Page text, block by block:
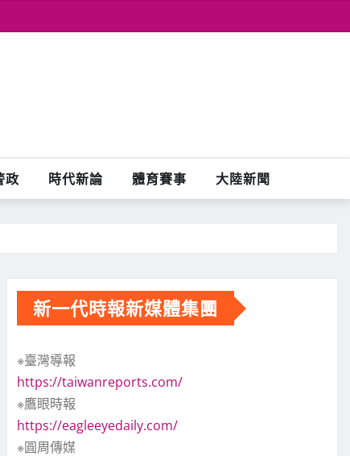
政 時代新論 體育賽事 大陸新聞
新一代時報新媒體集團
※臺灣導報
https://taiwanreports.com/
※鷹眼時報
https://eagleeyedaily.com/
※圓周傳媒